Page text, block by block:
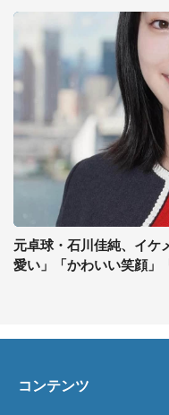
元卓球・石川佳純、イケ
愛い」「かわいい笑顔」
コンテンツ